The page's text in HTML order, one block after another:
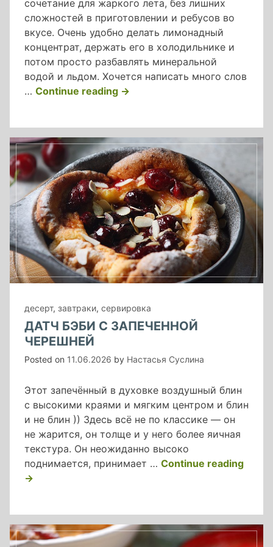
сочетание для жаркого лета, без лишних
сложностей в приготовлении и ребусов во
вкусе. Очень удобно делать лимонадный
концентрат, держать его в холодильнике и
потом просто разбавлять минеральной
водой и льдом. Хочется написать много слов
… Continue reading«клубничный
→
десерт, завтраки, сервировка
ДАТЧ БЭБИ С ЗАПЕЧЕННОЙ
ЧЕРЕШНЕЙ
Posted on 11.06.2026 by Настасья Суслина
Этот запечённый в духовке воздушный блин
с высокими краями и мягким центром и блин
и не блин )) Здесь всё не по классике — он
не жарится, он толще и у него более яичная
текстура. Он неожиданно высоко
поднимается, принимает … Continue reading«датч
→